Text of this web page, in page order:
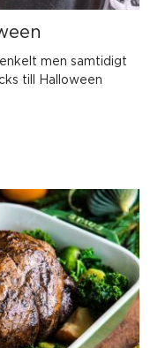
men samtidigt
till Halloween